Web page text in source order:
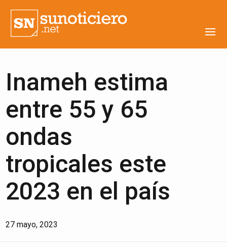
Inameh estima
entre 55 y 65
ondas
tropicales este
2023 en el país
27 mayo, 2023